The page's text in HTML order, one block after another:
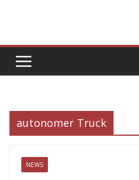
autonomer Truck
NEWS